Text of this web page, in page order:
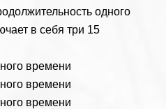
одного
в себя три 15
времени
времени
времени